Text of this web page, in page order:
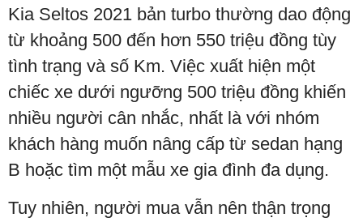
Kia Seltos 2021 bản turbo thường dao động
từ khoảng 500 đến hơn 550 triệu đồng tùy
tình trạng và số Km. Việc xuất hiện một
chiếc xe dưới ngưỡng 500 triệu đồng khiến
nhiều người cân nhắc, nhất là với nhóm
khách hàng muốn nâng cấp từ sedan hạng
B hoặc tìm một mẫu xe gia đình đa dụng.
Tuy nhiên, người mua vẫn nên thận trọng